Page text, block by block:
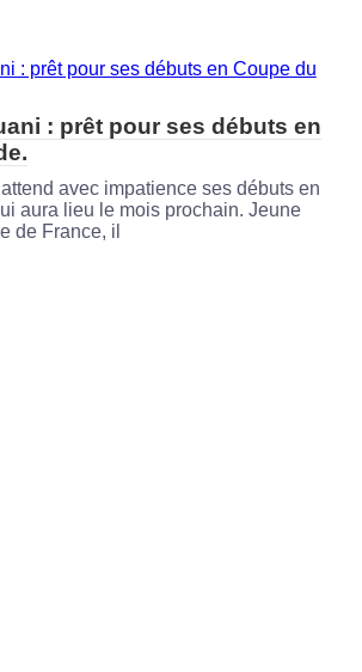
: prêt pour ses débuts en
avec impatience ses débuts en
aura lieu le mois prochain. Jeune
de France, il